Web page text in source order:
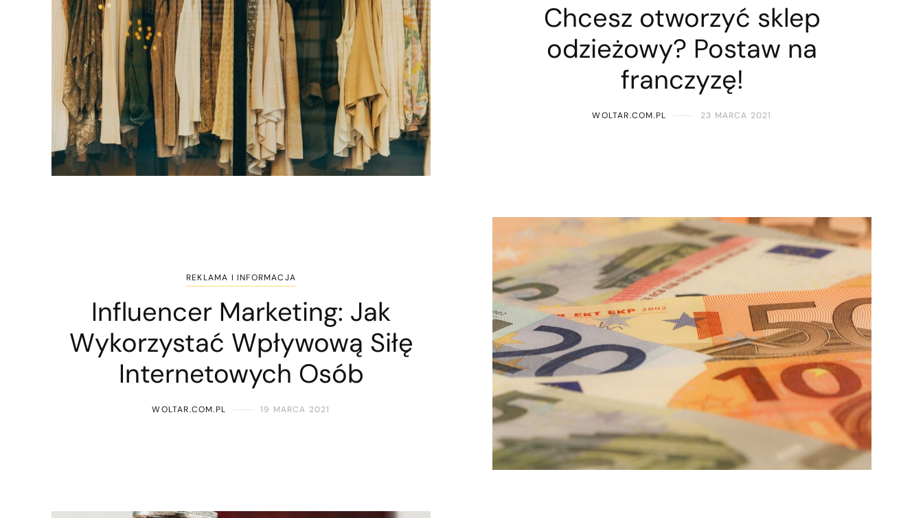
Chcesz otworzyć sklep
odzieżowy? Postaw na
franczyzę!
WOLTAR.COM.PL 23 MARCA 2021
REKLAMA I INFORMACJA
Influencer Marketing: Jak
Wykorzystać Wpływową Siłę
Internetowych Osób
WOLTAR.COM.PL 19 MARCA 2021